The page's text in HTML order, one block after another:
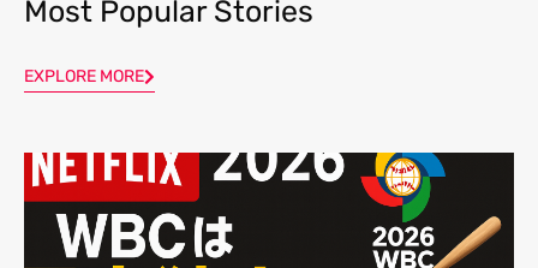
Most Popular Stories
EXPLORE MORE